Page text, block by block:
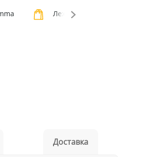
Лежаки и домики
Доставка